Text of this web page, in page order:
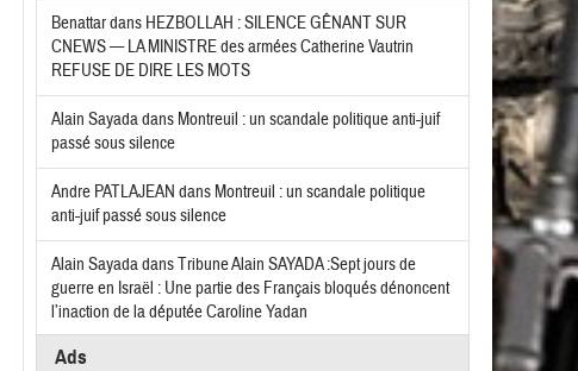
Benattardans HEZBOLLAH : SILENCE GÊNANT SUR
CNEWS — LA MINISTRE des armées Catherine Vautrin
REFUSE DE DIRE LES MOTS
Alain Sayadadans Montreuil : un scandale politique anti-juif
passé sous silence
Andre PATLAJEAN dans Montreuil : un scandale politique
anti-juif passé sous silence
Alain SayadadansTribune Alain SAYADA :Sept jours de
guerre en Israël : Une partie des Français bloqués dénoncent
l’inaction de la députée Caroline Yadan
Ads